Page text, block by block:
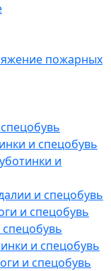
пожарных
и спецобувь
и
и спецобувь
и спецобувь
и спецобувь
и спецобувь